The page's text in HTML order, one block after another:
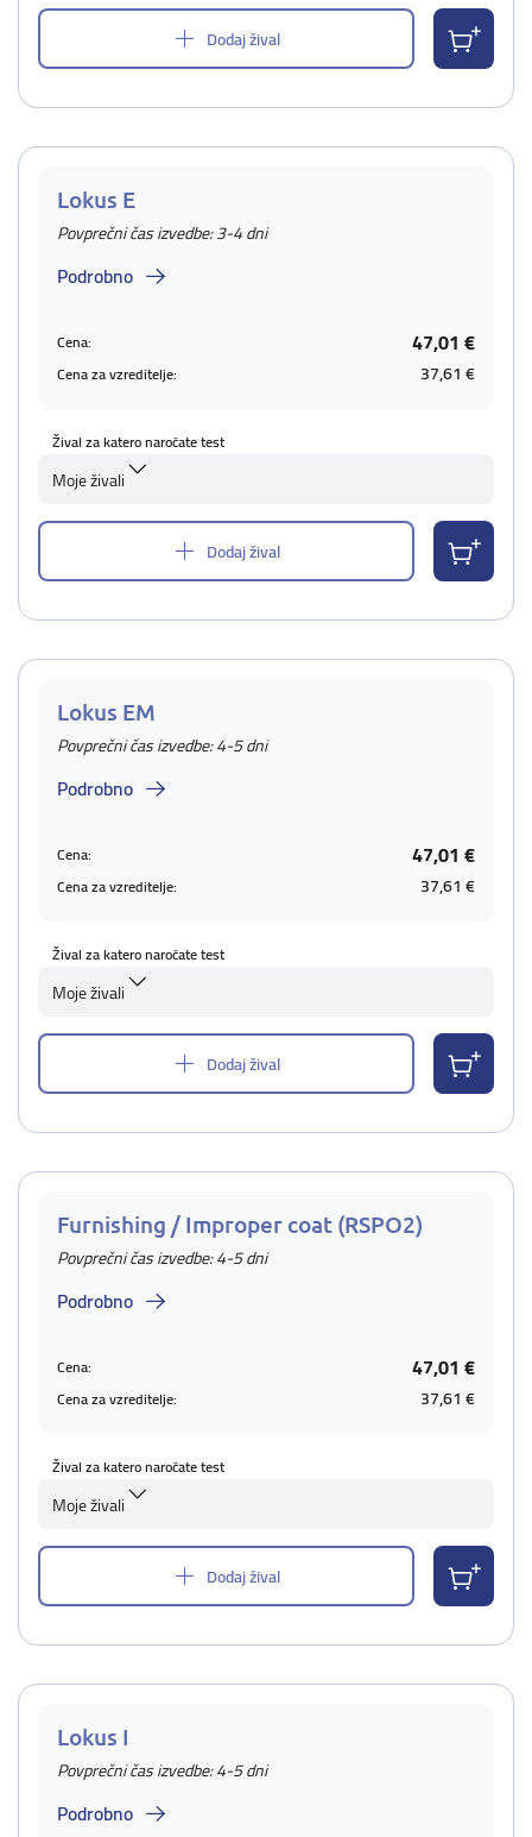
Dodaj žival
Lokus E
Povprečni čas izvedbe: 3-4 dni
Podrobno
Cena: 47,01 €
Cena za vzreditelje: 37,61 €
Žival za katero naročate test
Moje živali
Dodaj žival
Lokus EM
Povprečni čas izvedbe: 4-5 dni
Podrobno
Cena: 47,01 €
Cena za vzreditelje: 37,61 €
Žival za katero naročate test
Moje živali
Dodaj žival
Furnishing / Improper coat (RSPO2)
Povprečni čas izvedbe: 4-5 dni
Podrobno
Cena: 47,01 €
Cena za vzreditelje: 37,61 €
Žival za katero naročate test
Moje živali
Dodaj žival
Lokus I
Povprečni čas izvedbe: 4-5 dni
Podrobno